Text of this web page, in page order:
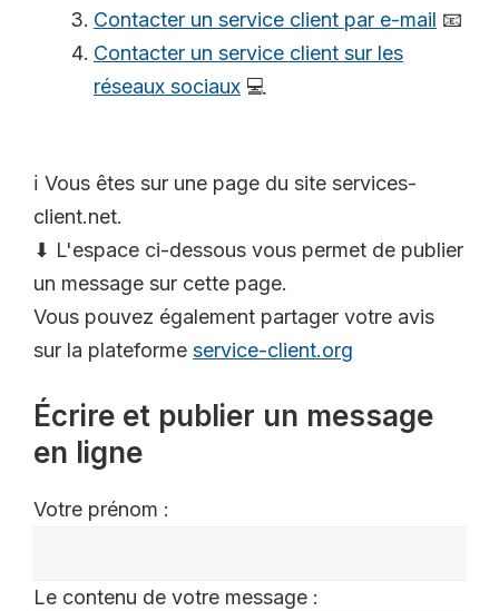
Contacter un service client par e-mail 📧
Contacter un service client sur les
réseaux sociaux 💻
ℹ️ Vous êtes sur une page du site services-
client.net.
⬇ L'espace ci-dessous vous permet de publier
un message sur cette page.
Vous pouvez également partager votre avis
sur la plateforme service-client.org
Écrire et publier un message
en ligne
Votre prénom :
Le contenu de votre message :